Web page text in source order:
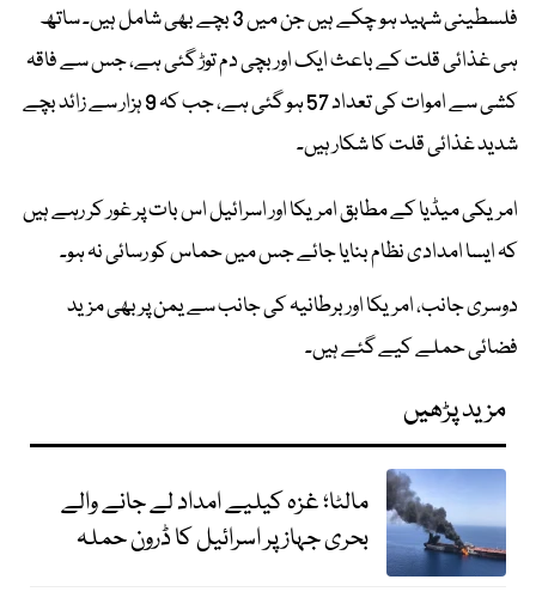
فلسطینی شہید ہو چکے ہیں جن میں 3 بچے بھی شامل ہیں۔ ساتھ
ہی غذائی قلت کے باعث ایک اور بچی دم توڑ گئی ہے، جس سے فاقہ
کشی سے اموات کی تعداد 57 ہو گئی ہے، جب کہ 9 ہزار سے زائد بچے
شدید غذائی قلت کا شکار ہیں۔
امریکی میڈیا کے مطابق امریکا اور اسرائیل اس بات پر غور کر رہے ہیں
کہ ایسا امدادی نظام بنایا جائے جس میں حماس کو رسائی نہ ہو۔
دوسری جانب، امریکا اور برطانیہ کی جانب سے یمن پر بھی مزید
فضائی حملے کیے گئے ہیں۔
مزید پڑھیں
مالٹا؛ غزہ کیلیے امداد لے جانے والے
بحری جہاز پر اسرائیل کا ڈرون حملہ